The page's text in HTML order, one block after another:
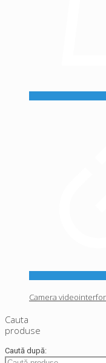
Camera
Cauta
produse
Caută după: